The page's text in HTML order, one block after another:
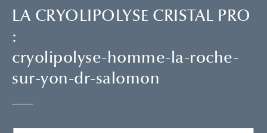
LA CRYOLIPOLYSE CRISTAL PRO
:
cryolipolyse-homme-la-roche-
sur-yon-dr-salomon